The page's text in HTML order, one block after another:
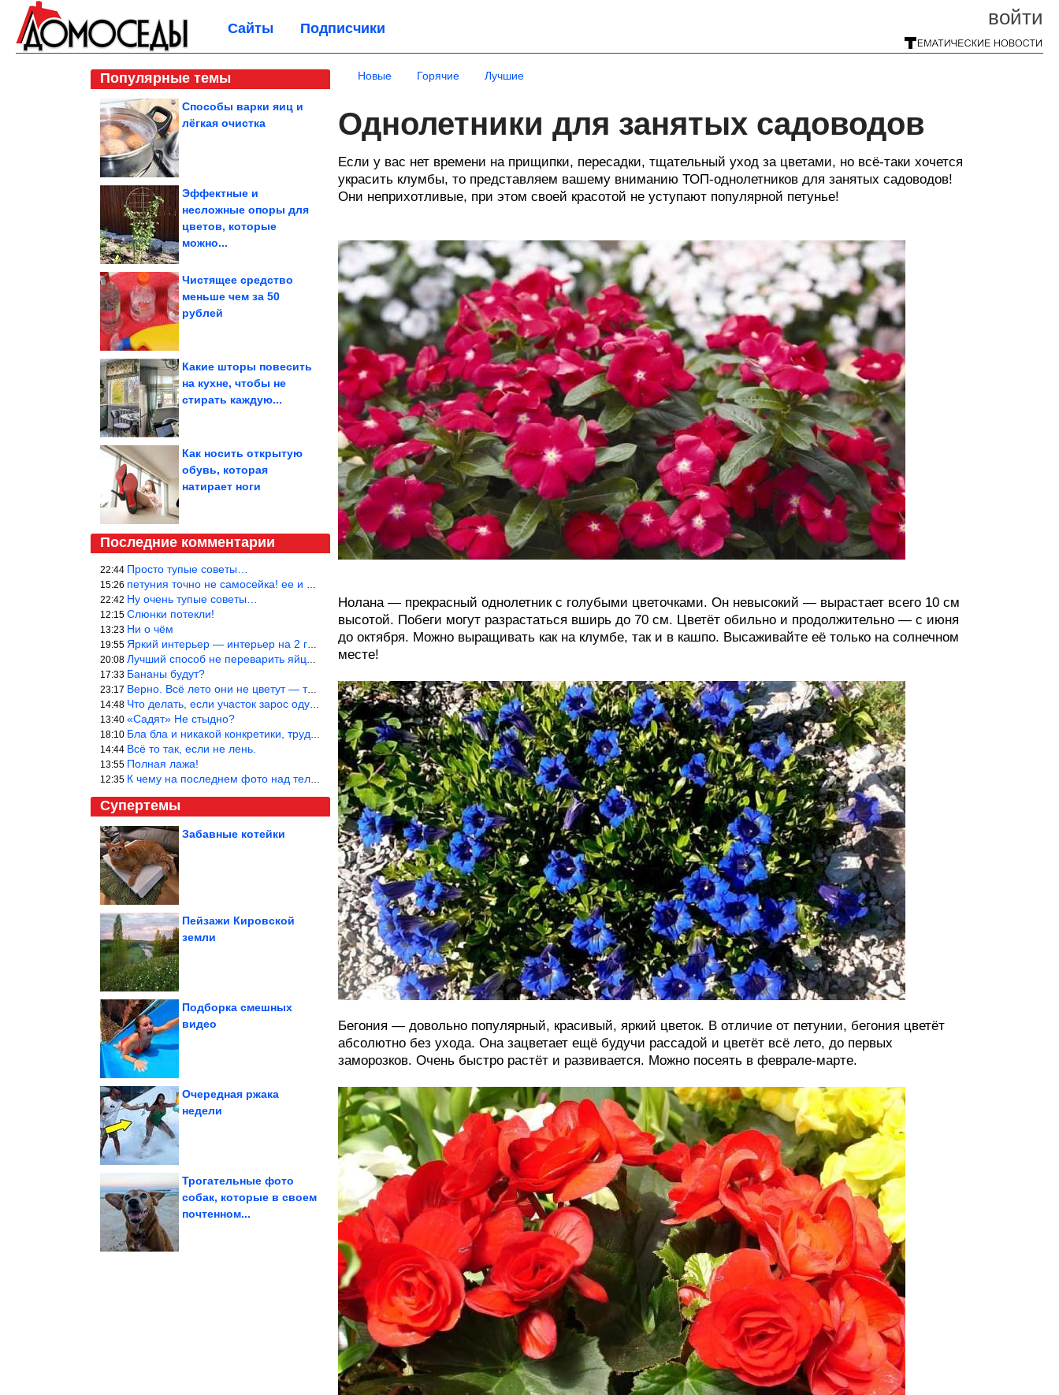
войти
Сайты Подписчики
Популярные темы
Способы варки яиц и
лёгкая очистка
Эффектные и
несложные опоры для
цветов, которые
можно...
Чистящее средство
меньше чем за 50
рублей
Какие шторы повесить
на кухне, чтобы не
стирать каждую...
Как носить открытую
обувь, которая
натирает ноги
Последние комментарии
22:44 Просто тупые советы…
15:26 петуния точно не самосейка! ее и из рассады тяжело вырастить!
22:42 Ну очень тупые советы…
12:15 Слюнки потекли!
13:23 Ни о чём
19:55 Яркий интерьер — интерьер на 2 года! Человек должен отдыхать в с
20:08 Лучший способ не переварить яйцо — довести его до кипения и выкл
17:33 Бананы будут?
23:17 Верно. Всё лето они не цветут — только в его начале. Достаточно
14:48 Что делать, если участок зарос одуванчиками — ничего.
13:40 «Садят» Не стыдно?
18:10 Бла бла и никакой конкретики, трудно указать наименование рекоме
14:44 Всё то так, если не лень.
13:55 Полная лажа!
12:35 К чему на последнем фото над телевизором две полки? Делают интер
Супертемы
Забавные котейки
Пейзажи Кировской
земли
Подборка смешных
видео
Очередная ржака
недели
сериала «Санта-
Трогательные фото
собак, которые в своем
почтенном...
Новые Горячие Лучшие
Однолетники для занятых садоводов
Если у вас нет времени на прищипки, пересадки, тщательный уход за цветами, но всё-таки хочется
украсить клумбы, то представляем вашему вниманию ТОП-однолетников для занятых садоводов!
Они неприхотливые, при этом своей красотой не уступают популярной петунье!
Нолана — прекрасный однолетник с голубыми цветочками. Он невысокий — вырастает всего 10 см
высотой. Побеги могут разрастаться вширь до 70 см. Цветёт обильно и продолжительно — с июня
до октября. Можно выращивать как на клумбе, так и в кашпо. Высаживайте её только на солнечном
месте!
Бегония — довольно популярный, красивый, яркий цветок. В отличие от петунии, бегония цветёт
абсолютно без ухода. Она зацветает ещё будучи рассадой и цветёт всё лето, до первых
заморозков. Очень быстро растёт и развивается. Можно посеять в феврале-марте.